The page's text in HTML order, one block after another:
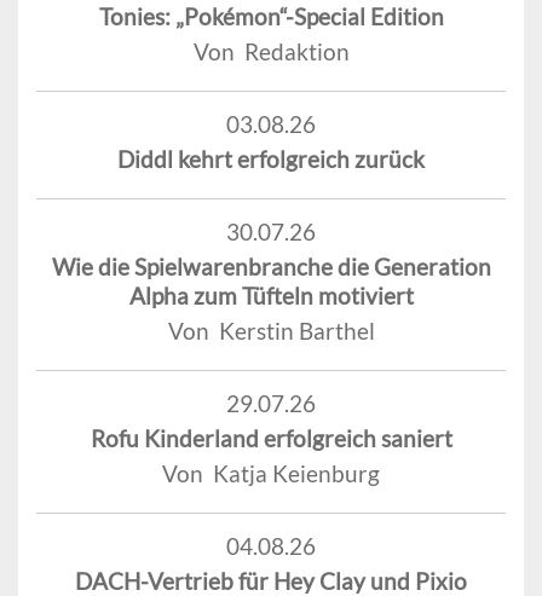
Tonies: „Pokémon“-Special Edition
Von Redaktion
03.08.26
Diddl kehrt erfolgreich zurück
30.07.26
Wie die Spielwarenbranche die Generation
Alpha zum Tüfteln motiviert
Von Kerstin Barthel
29.07.26
Rofu Kinderland erfolgreich saniert
Von Katja Keienburg
04.08.26
DACH-Vertrieb für Hey Clay und Pixio